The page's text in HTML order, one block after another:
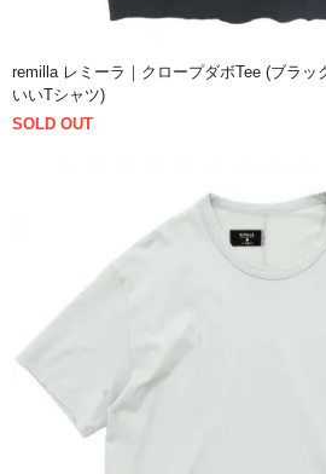
remilla レミーラ｜クロープダボTee (ブラッ
いいTシャツ)
SOLD OUT